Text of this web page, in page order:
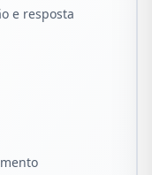
e resposta